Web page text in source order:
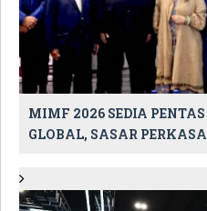
MIMF 2026 SEDIA
GLOBAL, SASAR